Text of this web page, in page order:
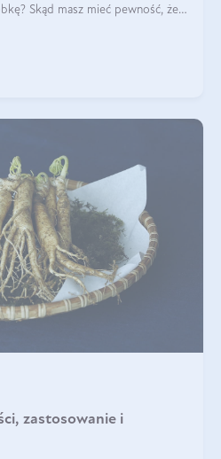
Skąd masz mieć pewność, że
zastosowanie i